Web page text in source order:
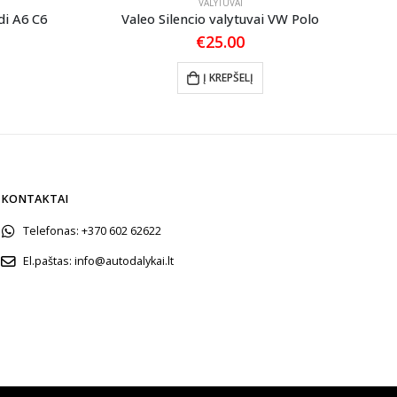
A6 C6 Valeo Silencio valytuvai VW Polo
€25.00
Į KREPŠELĮ
KONTAKTAI
Telefonas: +370 602 62622
El.paštas: info@autodalykai.lt